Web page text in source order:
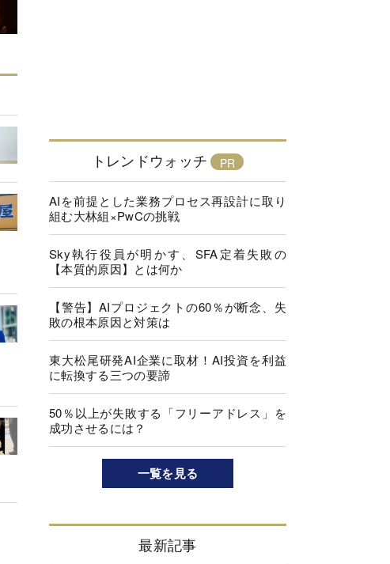
トレンドウォッチ
AIを前提とした業務プロセス再設計に取り
組む大林組×PwCの挑戦
Sky執行役員が明かす、SFA定着失敗の
【本質的原因】とは何か
【警告】AIプロジェクトの60％が断念、失
敗の根本原因と対策は
東大松尾研発AI企業に取材！AI投資を利益
に転換する三つの要諦
50％以上が失敗する「フリーアドレス」を
成功させるには？
一覧を見る
最新記事